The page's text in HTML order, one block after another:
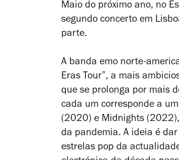
Maio do próximo ano, no
segundo concerto em
parte.
A banda emo norte-
Eras Tour”, a mais
que se prolonga por mais
cada um corresponde a
(2020) e Midnights
da pandemia. A ideia é
estrelas pop da